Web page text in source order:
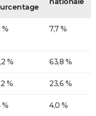
% 7,7 %
% 63,8 %
% 23,6 %
% 4,0 %